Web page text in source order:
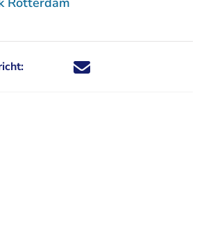
Deel dit nieuwsbericht via X -
Deel dit nieuwsbericht via
Deel dit nieuwsbericht
Deel dit